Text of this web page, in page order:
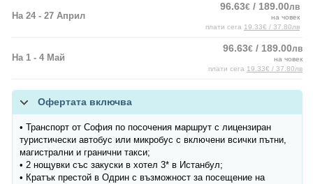
На 24 - 27 Април
96.63€ / 189.00лв
на човек
плати сега 19.33€ / 37.80лв
На 1 - 4 Май
96.63€ / 189.00лв
на човек
плати сега 19.33€ / 37.80лв
Офертата включва
• Транспорт от София по посочения маршрут с лицензиран
туристически автобус или микробус с включени всички пътни,
магистрални и гранични такси;
• 2 нощувки със закуски в хотел 3* в Истанбул;
• Кратък престой в Одрин с възможност за посещение на